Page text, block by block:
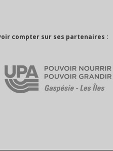
compter sur ses partenaires :